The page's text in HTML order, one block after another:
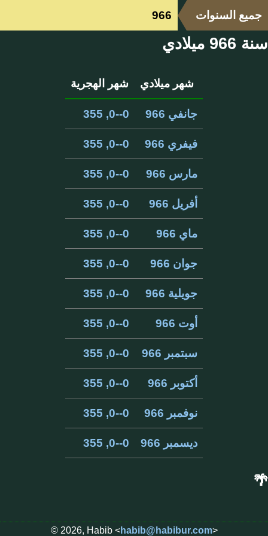
جميع السنوات 966
سنة 966 ميلادي
شهر ميلادي شهر الهجرية
جانفي 966 0--0, 355
فيفري 966 0--0, 355
مارس 966 0--0, 355
أفريل 966 0--0, 355
ماي 966 0--0, 355
جوان 966 0--0, 355
جويلية 966 0--0, 355
أوت 966 0--0, 355
سبتمبر 966 0--0, 355
أكتوبر 966 0--0, 355
نوفمبر 966 0--0, 355
ديسمبر 966 0--0, 355
🌴
© 2026, Habib <habib@habibur.com>